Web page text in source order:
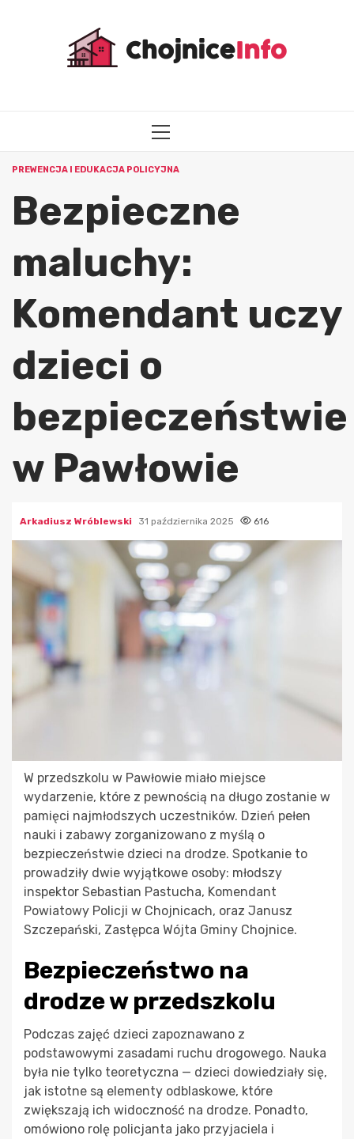
MENU
PREWENCJA I EDUKACJA POLICYJNA
Bezpieczne
maluchy:
Komendant uczy
dzieci o
bezpieczeństwie
w Pawłowie
Arkadiusz Wróblewski 31 października 2025 616
W przedszkolu w Pawłowie miało miejsce
wydarzenie, które z pewnością na długo zostanie w
pamięci najmłodszych uczestników. Dzień pełen
nauki i zabawy zorganizowano z myślą o
bezpieczeństwie dzieci na drodze. Spotkanie to
prowadziły dwie wyjątkowe osoby: młodszy
inspektor Sebastian Pastucha, Komendant
Powiatowy Policji w Chojnicach, oraz Janusz
Szczepański, Zastępca Wójta Gminy Chojnice.
Bezpieczeństwo na
drodze w przedszkolu
Podczas zajęć dzieci zapoznawano z
podstawowymi zasadami ruchu drogowego. Nauka
była nie tylko teoretyczna — dzieci dowiedziały się,
jak istotne są elementy odblaskowe, które
zwiększają ich widoczność na drodze. Ponadto,
omówiono rolę policjanta jako przyjaciela i